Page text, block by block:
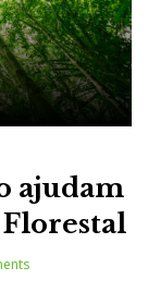
ajudam
Florestal